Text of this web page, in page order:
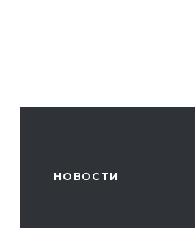
НОВОСТИ